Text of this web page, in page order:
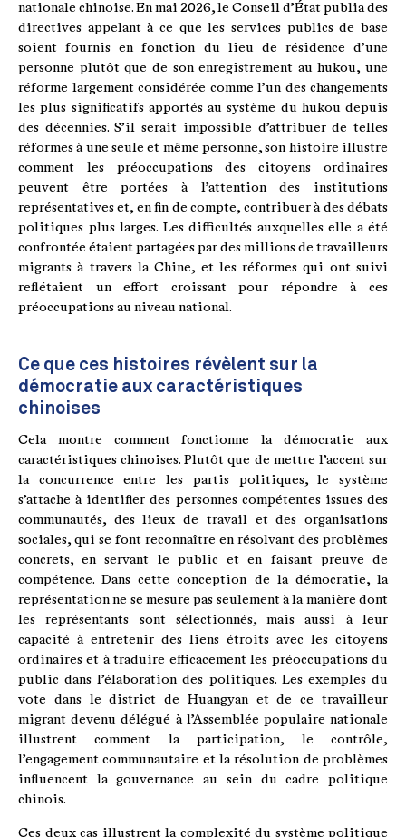
nationale chinoise. En mai 2026, le Conseil d’État publia des
directives appelant à ce que les services publics de base
soient fournis en fonction du lieu de résidence d’une
personne plutôt que de son enregistrement au hukou, une
réforme largement considérée comme l’un des changements
les plus significatifs apportés au système du hukou depuis
des décennies. S’il serait impossible d’attribuer de telles
réformes à une seule et même personne, son histoire illustre
comment les préoccupations des citoyens ordinaires
peuvent être portées à l’attention des institutions
représentatives et, en fin de compte, contribuer à des débats
politiques plus larges. Les difficultés auxquelles elle a été
confrontée étaient partagées par des millions de travailleurs
migrants à travers la Chine, et les réformes qui ont suivi
reflétaient un effort croissant pour répondre à ces
préoccupations au niveau national.
Ce que ces histoires révèlent sur la
démocratie aux caractéristiques
chinoises
Cela montre comment fonctionne la démocratie aux
caractéristiques chinoises. Plutôt que de mettre l’accent sur
la concurrence entre les partis politiques, le système
s’attache à identifier des personnes compétentes issues des
communautés, des lieux de travail et des organisations
sociales, qui se font reconnaître en résolvant des problèmes
concrets, en servant le public et en faisant preuve de
compétence. Dans cette conception de la démocratie, la
représentation ne se mesure pas seulement à la manière dont
les représentants sont sélectionnés, mais aussi à leur
capacité à entretenir des liens étroits avec les citoyens
ordinaires et à traduire efficacement les préoccupations du
public dans l’élaboration des politiques. Les exemples du
vote dans le district de Huangyan et de ce travailleur
migrant devenu délégué à l’Assemblée populaire nationale
illustrent comment la participation, le contrôle,
l’engagement communautaire et la résolution de problèmes
influencent la gouvernance au sein du cadre politique
chinois.
Ces deux cas illustrent la complexité du système politique